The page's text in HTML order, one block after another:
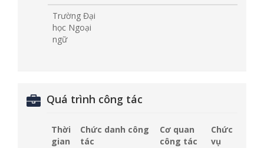
Trường Đại
học Ngoại
ngữ
Quá trình công tác
Thời
gian
Chức danh công
tác
Cơ quan
công tác
Chức
vụ